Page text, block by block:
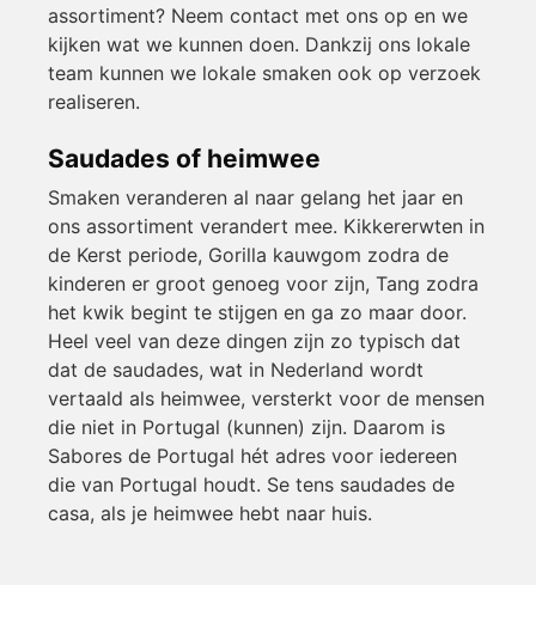
assortiment? Neem contact met ons op en we
kijken wat we kunnen doen. Dankzij ons lokale
team kunnen we lokale smaken ook op verzoek
realiseren.
Saudades of heimwee
Smaken veranderen al naar gelang het jaar en
ons assortiment verandert mee. Kikkererwten in
de Kerst periode, Gorilla kauwgom zodra de
kinderen er groot genoeg voor zijn, Tang zodra
het kwik begint te stijgen en ga zo maar door.
Heel veel van deze dingen zijn zo typisch dat
dat de saudades, wat in Nederland wordt
vertaald als heimwee, versterkt voor de mensen
die niet in Portugal (kunnen) zijn. Daarom is
Sabores de Portugal hét adres voor iedereen
die van Portugal houdt. Se tens saudades de
casa, als je heimwee hebt naar huis.